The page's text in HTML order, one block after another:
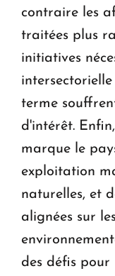
contraire les
traitées plus
initiatives
terme
d'intérêt.
marque le
exploitation
naturelles, et
alignées sur
des défis